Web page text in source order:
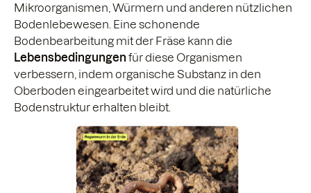
Mikroorganismen, Würmern und anderen nützlichen
Bodenlebewesen. Eine schonende
Bodenbearbeitung mit der Fräse kann die
Lebensbedingungen für diese Organismen
verbessern, indem organische Substanz in den
Oberboden eingearbeitet wird und die natürliche
Bodenstruktur erhalten bleibt.